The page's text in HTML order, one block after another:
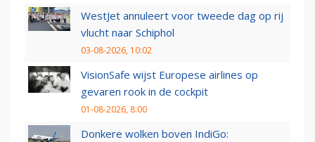
WestJet annuleert voor tweede dag op rij
vlucht naar Schiphol
03-08-2026, 10:02
VisionSafe wijst Europese airlines op
gevaren rook in de cockpit
01-08-2026, 8:00
Donkere wolken boven IndiGo: